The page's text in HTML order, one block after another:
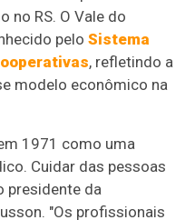
no RS. O Vale do
peloSistema
, refletindo a
modelo econômico na
1971 como uma
Cuidar das pessoas
presidente da
"Os profissionais